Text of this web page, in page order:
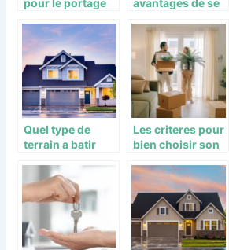
pour le portage
avantages de se
un professionnel
lors de l’achat
d’un bien
immobilier ?
Quel type de
terrain a batir
Les criteres pour
bien choisir son
immobilier